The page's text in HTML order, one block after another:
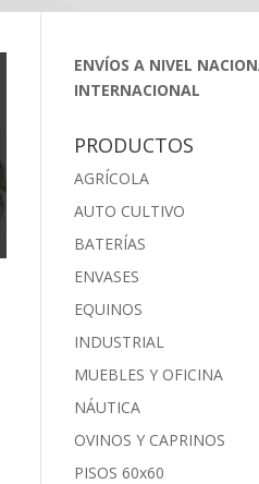
ENVÍOS A NIVEL
INTERNACIONAL
PRODUCTOS
AGRÍCOLA
AUTO CULTIVO
BATERÍAS
ENVASES
EQUINOS
INDUSTRIAL
MUEBLES Y OFICINA
NÁUTICA
OVINOS Y CAPRINOS
PISOS 60x60